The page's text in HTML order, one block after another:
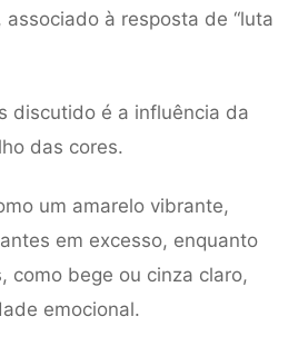
à resposta de “luta
discutido é a influência da
das cores.
um amarelo vibrante,
em excesso, enquanto
como bege ou cinza claro,
emocional.